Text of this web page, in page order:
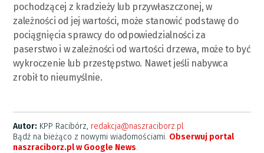
pochodzącej z kradzieży lub przywłaszczonej, w
zależności od jej wartości, może stanowić podstawę do
pociągnięcia sprawcy do odpowiedzialności za
paserstwo i w zależności od wartości drzewa, może to być
wykroczenie lub przestępstwo. Nawet jeśli nabywca
zrobił to nieumyślnie.
Autor: KPP Racibórz, redakcja@naszraciborz.pl
Bądź na bieżąco z nowymi wiadomościami. Obserwuj portal
naszraciborz.pl w Google News.